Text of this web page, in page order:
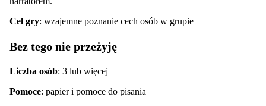
Cel gry: wzajemne poznanie cech osób w grupie
Bez tego nie przeżyję
Liczba osób: 3 lub więcej
Pomoce: papier i pomoce do pisania